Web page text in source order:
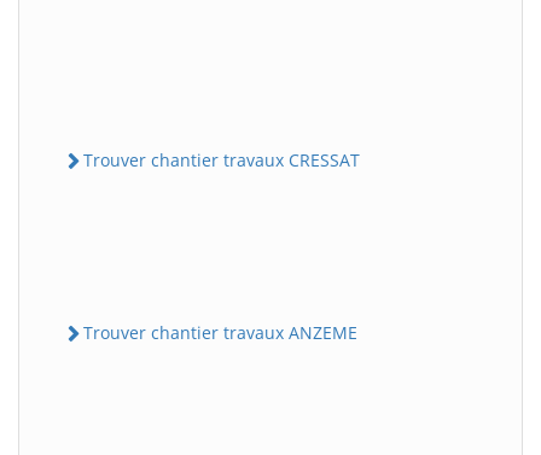
Trouver chantier travaux CRESSAT
Trouver chantier travaux ANZEME